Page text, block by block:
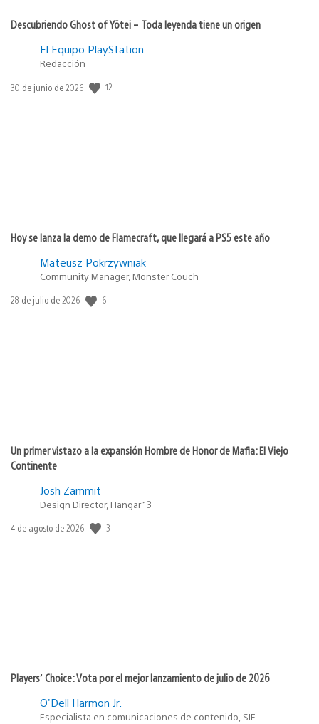
Descubriendo Ghost of Yōtei – Toda leyenda tiene un origen
El Equipo PlayStation
Redacción
Fecha
30 de junio de 2026 12
Hoy se lanza la demo de Flamecraft, que llegará a PS5 este año
Mateusz Pokrzywniak
Community Manager, Monster Couch
Fecha
28 de julio de 2026 6
Un primer vistazo a la expansión Hombre de Honor de Mafia: El Viejo
Continente
Josh Zammit
Design Director, Hangar 13
Fecha
4 de agosto de 2026 3
Players’ Choice: Vota por el mejor lanzamiento de julio de 2026
O'Dell Harmon Jr.
Especialista en comunicaciones de contenido, SIE